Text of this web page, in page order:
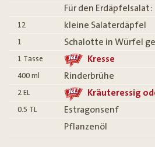
Für den Erdäpfelsalat:
12 kleine Salaterdäpfel
1 Schalotte in Würfel
1 Tasse Kresse
400 ml Rinderbrühe
2 EL Kräuteressig
0.5 TL
Estragonsenf
Pflanzenöl